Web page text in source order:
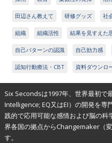
田辺さん教えて 研修グッズ 社
組織 組織活性 結果を見すえた
自己パターンの認識 自己効力感
認知行動療法・CBT 資料ダウンロ
Six Secondsは1997年、世界最初で
Intelligence; EQ又はEI）の開発を専
践的で応用可能な感情および脳の
界各国の拠点からChangemaker（
す。